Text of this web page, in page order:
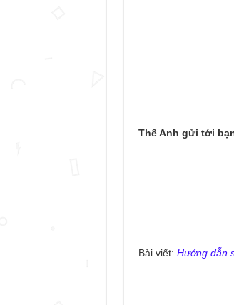
Thế Anh gửi tới
Bài viết: Hướng dẫn